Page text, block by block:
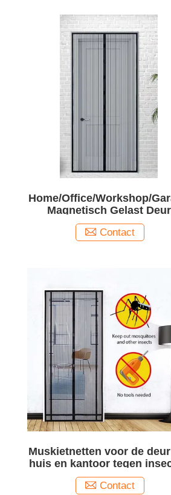
Home/Office/Workshop/
Magnetisch Gelast Deur
Gordijn Duurzaam en
Gemakkelijk Openend
Contact
Muskietnetten voor de
huis en kantoor tegen
te beschermen
Contact